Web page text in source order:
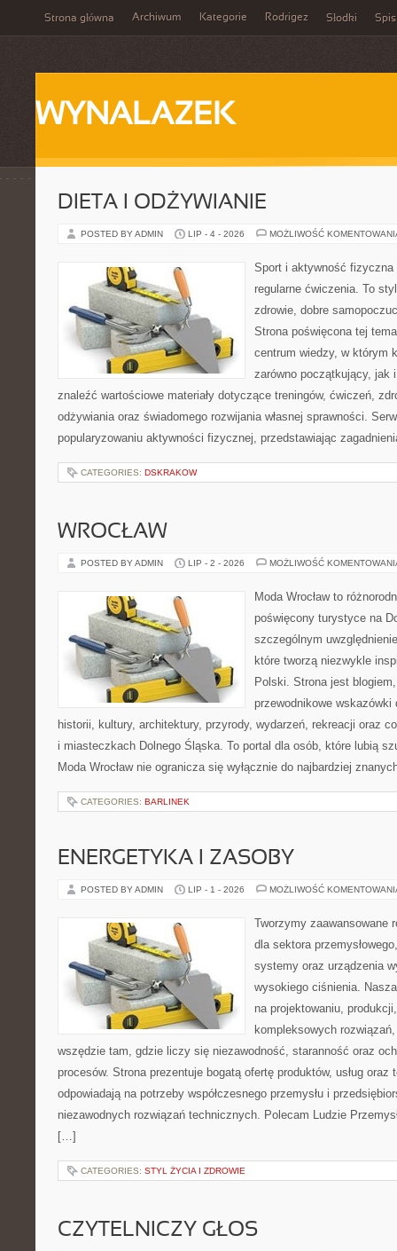
Strona główna Archiwum Kategorie Rodrigez Słodki Spis
WYNALAZEK
DIETA I ODŻYWIANIE
POSTED BY ADMIN LIP - 4 - 2026 MOŻLIWOŚĆ
Sport i aktywność
regularne ćwiczenia. To
zdrowie, dobre
Strona poświęcona tej
centrum wiedzy, w którym
zarówno początkujący, jak
znaleźć wartościowe materiały dotyczące treningów, ćwiczeń,
odżywiania oraz świadomego rozwijania własnej sprawności.
popularyzowaniu aktywności fizycznej, przedstawiając
CATEGORIES: DSKRAKOW
WROCŁAW
POSTED BY ADMIN LIP - 2 - 2026 MOŻLIWOŚĆ
Moda Wrocław to
poświęcony turystyce na
szczególnym
które tworzą niezwykle
Polski. Strona jest
przewodnikowe
historii, kultury, architektury, przyrody, wydarzeń, rekreacji oraz
i miasteczkach Dolnego Śląska. To portal dla osób, które lubią
Moda Wrocław nie ogranicza się wyłącznie do najbardziej
CATEGORIES: BARLINEK
ENERGETYKA I ZASOBY
POSTED BY ADMIN LIP - 1 - 2026 MOŻLIWOŚĆ
Tworzymy zaawansowane
dla sektora
systemy oraz urządzenia
wysokiego ciśnienia.
na projektowaniu,
kompleksowych
wszędzie tam, gdzie liczy się niezawodność, staranność oraz
procesów. Strona prezentuje bogatą ofertę produktów, usług oraz
odpowiadają na potrzeby współczesnego przemysłu i
niezawodnych rozwiązań technicznych. Polecam Ludzie
[…]
CATEGORIES: STYL ŻYCIA I ZDROWIE
CZYTELNICZY GŁOS